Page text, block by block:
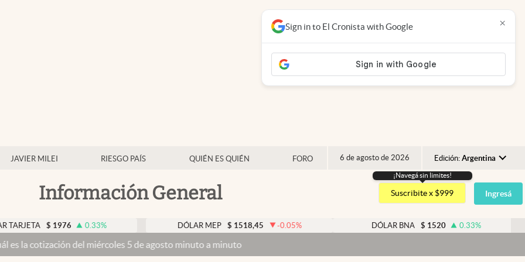
JAVIER MILEI RIESGO PAÍS QUIÉN ES QUIÉN FORO 6 de agosto de 2026 Edición: Argentina
Argentina
España
USA
Información General
¡Navegá sin limites!
Suscribite x $999 Ingresá
$ 1976 0.33% DÓLAR MEP $ 1518,45 -0.05% DÓLAR BNA $ 1520 0.33%
del miércoles 5 de agosto minuto a minuto
Sign in to El Cronista with Google ×